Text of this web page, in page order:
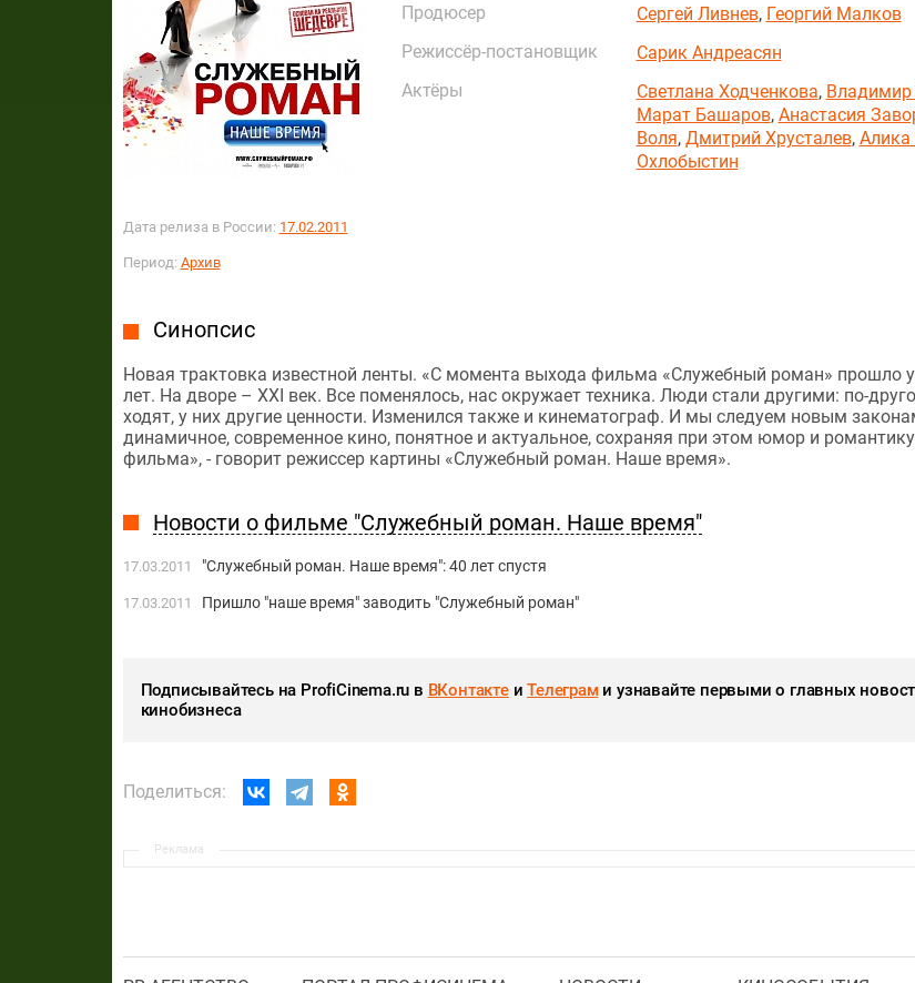
Дата релиза в России: 17.02.2011
Период: Архив
Продюсер
Сергей Ливнев, Георгий Малков
Режиссёр-постановщик
Сарик Андреасян
Актёры
Светлана Ходченкова, Владимир
Марат Башаров, Анастасия
Воля, Дмитрий Хрусталев, Алика
Охлобыстин
Синопсис
Новая трактовка известной ленты. «С момента выхода фильма «Служебный роман» прошло
лет. На дворе – ХХI век. Все поменялось, нас окружает техника. Люди стали другими: по-
ходят, у них другие ценности. Изменился также и кинематограф. И мы следуем новым
динамичное, современное кино, понятное и актуальное, сохраняя при этом юмор и
фильма», - говорит режиссер картины «Служебный роман. Наше время».
Новости о фильме "Служебный роман. Наше время"
17.03.2011 "Служебный роман. Наше время": 40 лет спустя
17.03.2011 Пришло "наше время" заводить "Служебный роман"
Подписывайтесь на ProfiCinema.ru в ВКонтактеиТелеграми узнавайте первыми о главных
кинобизнеса
Поделиться:
Реклама